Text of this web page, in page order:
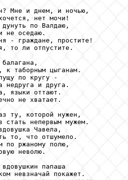
Мне и днем, и ночью,
нет мочи!
по Валдаю,
не оседаю.
- граждане, простите!
то ли отпустите.
к таборным цыганам.
по кругу -
недруга и друга.
языки оттают.
не хватает.
ту, которой нужен,
стать непервым мужем.
Чавела,
то, что отшумело.
по ржаному полю,
неволю.
папаша
невзначай покажет.